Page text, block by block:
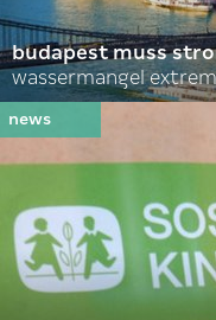
budapest muss
wassermangel extrem